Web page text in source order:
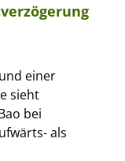
einer
sieht
bei
als